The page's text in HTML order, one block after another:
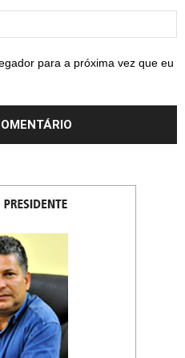
para a próxima vez que eu